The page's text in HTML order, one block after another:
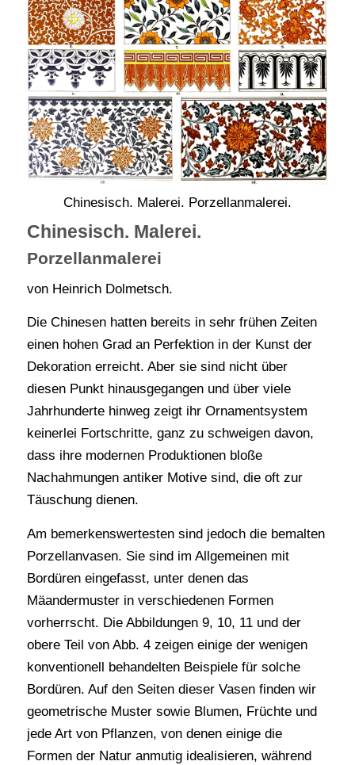
Chinesisch. Malerei. Porzellanmalerei.
Chinesisch. Malerei.
Porzellanmalerei
von Heinrich Dolmetsch.
Die Chinesen hatten bereits in sehr frühen Zeiten
einen hohen Grad an Perfektion in der Kunst der
Dekoration erreicht. Aber sie sind nicht über
diesen Punkt hinausgegangen und über viele
Jahrhunderte hinweg zeigt ihr Ornamentsystem
keinerlei Fortschritte, ganz zu schweigen davon,
dass ihre modernen Produktionen bloße
Nachahmungen antiker Motive sind, die oft zur
Täuschung dienen.
Am bemerkenswertesten sind jedoch die bemalten
Porzellanvasen. Sie sind im Allgemeinen mit
Bordüren eingefasst, unter denen das
Mäandermuster in verschiedenen Formen
vorherrscht. Die Abbildungen 9, 10, 11 und der
obere Teil von Abb. 4 zeigen einige der wenigen
konventionell behandelten Beispiele für solche
Bordüren. Auf den Seiten dieser Vasen finden wir
geometrische Muster sowie Blumen, Früchte und
jede Art von Pflanzen, von denen einige die
Formen der Natur anmutig idealisieren, während